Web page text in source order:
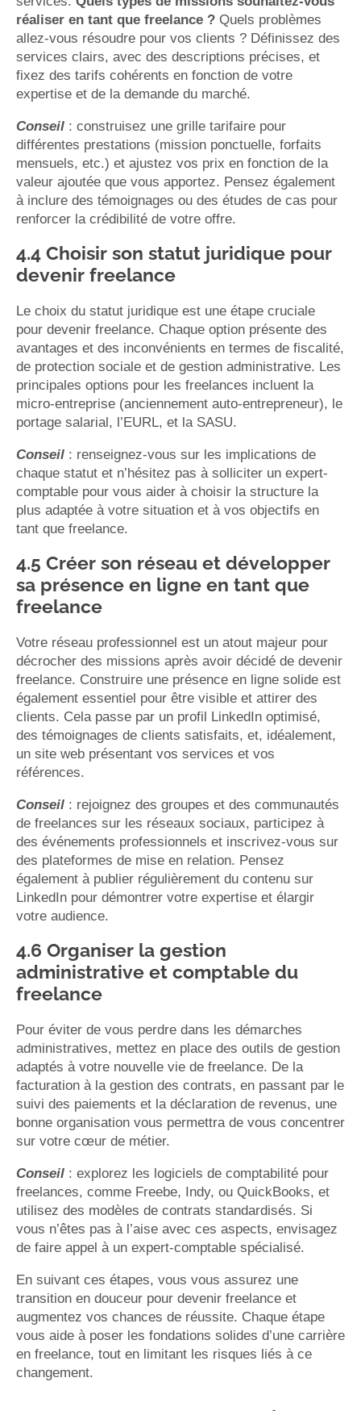
réaliser en tant que freelance ? Quels problèmes
allez-vous résoudre pour vos clients ? Définissez des
services clairs, avec des descriptions précises, et
fixez des tarifs cohérents en fonction de votre
expertise et de la demande du marché.
Conseil : construisez une grille tarifaire pour
différentes prestations (mission ponctuelle, forfaits
mensuels, etc.) et ajustez vos prix en fonction de la
valeur ajoutée que vous apportez. Pensez également
à inclure des témoignages ou des études de cas pour
renforcer la crédibilité de votre offre.
4.4 Choisir son statut juridique pour
devenir freelance
Le choix du statut juridique est une étape cruciale
pour devenir freelance. Chaque option présente des
avantages et des inconvénients en termes de fiscalité,
de protection sociale et de gestion administrative. Les
principales options pour les freelances incluent la
micro-entreprise (anciennement auto-entrepreneur), le
portage salarial, l’EURL, et la SASU.
Conseil : renseignez-vous sur les implications de
chaque statut et n’hésitez pas à solliciter un expert-
comptable pour vous aider à choisir la structure la
plus adaptée à votre situation et à vos objectifs en
tant que freelance.
4.5 Créer son réseau et développer
sa présence en ligne en tant que
freelance
Votre réseau professionnel est un atout majeur pour
décrocher des missions après avoir décidé de devenir
freelance. Construire une présence en ligne solide est
également essentiel pour être visible et attirer des
clients. Cela passe par un profil LinkedIn optimisé,
des témoignages de clients satisfaits, et, idéalement,
un site web présentant vos services et vos
références.
Conseil : rejoignez des groupes et des communautés
de freelances sur les réseaux sociaux, participez à
des événements professionnels et inscrivez-vous sur
des plateformes de mise en relation. Pensez
également à publier régulièrement du contenu sur
LinkedIn pour démontrer votre expertise et élargir
votre audience.
4.6 Organiser la gestion
administrative et comptable du
freelance
Pour éviter de vous perdre dans les démarches
administratives, mettez en place des outils de gestion
adaptés à votre nouvelle vie de freelance. De la
facturation à la gestion des contrats, en passant par le
suivi des paiements et la déclaration de revenus, une
bonne organisation vous permettra de vous concentrer
sur votre cœur de métier.
Conseil : explorez les logiciels de comptabilité pour
freelances, comme Freebe, Indy, ou QuickBooks, et
utilisez des modèles de contrats standardisés. Si
vous n’êtes pas à l’aise avec ces aspects, envisagez
de faire appel à un expert-comptable spécialisé.
En suivant ces étapes, vous vous assurez une
transition en douceur pour devenir freelance et
augmentez vos chances de réussite. Chaque étape
vous aide à poser les fondations solides d’une carrière
en freelance, tout en limitant les risques liés à ce
changement.